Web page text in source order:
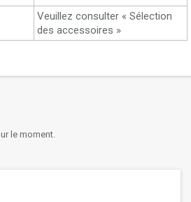
Veuillez consulter « Sélection
des accessoires »
le moment.